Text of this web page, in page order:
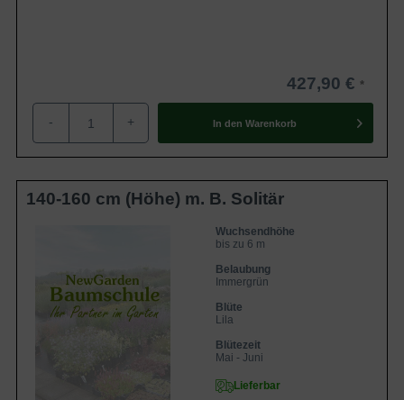
427,90 €
- + In den Warenkorb
140-160 cm (Höhe) m. B. Solitär
Wuchsendhöhe
bis zu 6 m
Belaubung
Immergrün
Blüte
Lila
Blütezeit
Mai - Juni
Lieferbar